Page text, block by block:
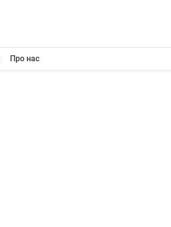
Про нас